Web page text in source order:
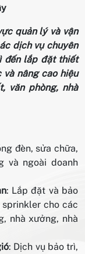
quản lý và vận
dịch vụ chuyên
đến lắp đặt thiết
nâng cao hiệu
văn phòng, nhà
đèn, sửa chữa,
và ngoài doanh
: Lắp đặt và bảo
cho các
nhà xưởng, nhà
: Dịch vụ bảo trì,